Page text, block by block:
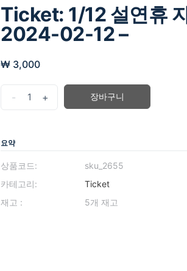
Ticket: 1/12 설연휴
2024-02-12 –
₩ 3,000
- + 장바구니
요약
상품코드:
sku_2655
카테고리:
Ticket
재고 :
5개 재고